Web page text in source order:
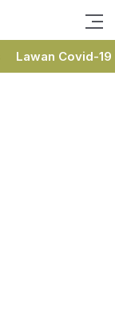
Lawan Covid-19